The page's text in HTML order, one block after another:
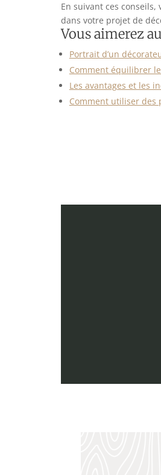
En suivant ces conseils,
dans votre projet de
Vous aimerez
Portrait d’un
Comment équilibrer
Les avantages et les
Comment utiliser des